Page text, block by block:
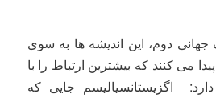
دوم، این اندیشه ها به سوی
می کنند که بیشترین ارتباط را با
اگزیستانسیالیسم جایی که